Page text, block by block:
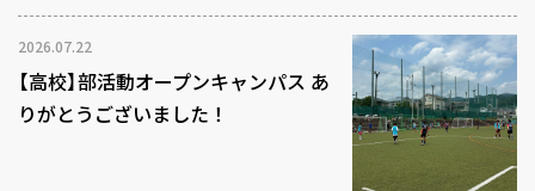
2026.07.22
【高校】部活動オープンキャンパス あ
りがとうございました！